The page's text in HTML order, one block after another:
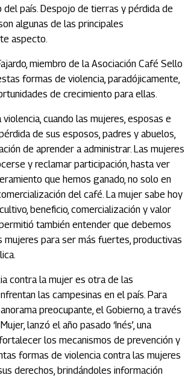
país. Despojo de tierras y pérdida de
algunas de las principales
aspecto.
miembro de la Asociación Café Sello
formas de violencia, paradójicamente,
de crecimiento para ellas.
violencia, cuando las mujeres, esposas e
de sus esposos, padres y abuelos,
de aprender a administrar. Las mujeres
y reclamar participación, hasta ver
que hemos ganado, no solo en
del café. La mujer sabe hoy
beneficio, comercialización y valor
también entender que debemos
mujeres para ser más fuertes, productivas
contra la mujer es otra de las
las campesinas en el país. Para
preocupante, el Gobierno, a través
lanzó el año pasado ‘Inés’, una
los mecanismos de prevención y
formas de violencia contra las mujeres
derechos, brindándoles información